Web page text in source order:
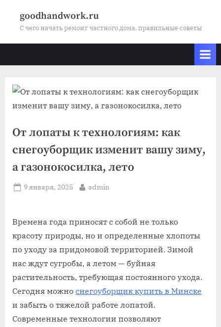
goodhandwork.ru
С чего начать ремонт частного дома, правильные советы
От лопаты к технологиям: как
снегоуборщик изменит вашу зиму,
а газонокосилка, лето
Posted
9 января, 2025 By
admin
Времена года приносят с собой не только
красоту природы, но и определенные хлопоты
по уходу за придомовой территорией. Зимой
нас ждут сугробы, а летом — буйная
растительность, требующая постоянного ухода.
Сегодня можно снегоуборщик купить в Минске
и забыть о тяжелой работе лопатой.
Современные технологии позволяют